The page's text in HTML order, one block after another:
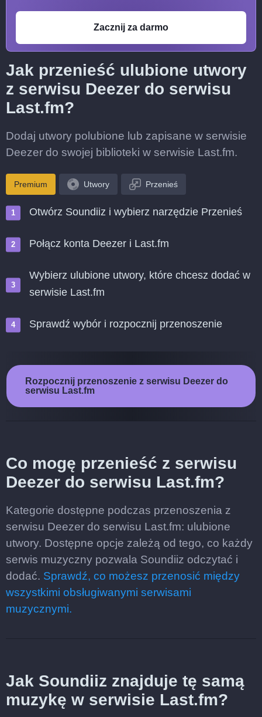
Zacznij za darmo
Jak przenieść ulubione utwory
z serwisu Deezer do serwisu
Last.fm?
Dodaj utwory polubione lub zapisane w serwisie
Deezer do swojej biblioteki w serwisie Last.fm.
Premium Utwory Przenieś
Otwórz Soundiiz i wybierz narzędzie Przenieś
Połącz konta Deezer i Last.fm
Wybierz ulubione utwory, które chcesz dodać w
serwisie Last.fm
Sprawdź wybór i rozpocznij przenoszenie
Rozpocznij przenoszenie z serwisu Deezer do
serwisu Last.fm
Co mogę przenieść z serwisu
Deezer do serwisu Last.fm?
Kategorie dostępne podczas przenoszenia z
serwisu Deezer do serwisu Last.fm: ulubione
utwory. Dostępne opcje zależą od tego, co każdy
serwis muzyczny pozwala Soundiiz odczytać i
dodać. Sprawdź, co możesz przenosić między
wszystkimi obsługiwanymi serwisami
muzycznymi.
Jak Soundiiz znajduje tę samą
muzykę w serwisie Last.fm?